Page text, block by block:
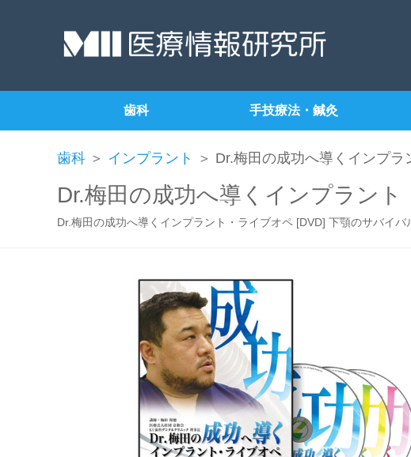
歯科 手技療法・鍼灸
歯科 ＞ インプラント ＞ Dr.梅田の成功へ導くインプ
Dr.梅田の成功へ導くインプラン
Dr.梅田の成功へ導くインプラント・ライブオペ [DVD] 下顎のサバイバ